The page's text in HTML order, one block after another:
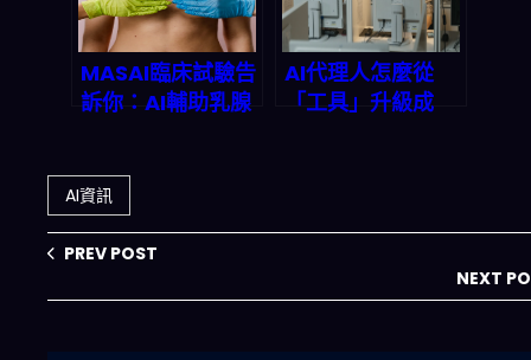
MASAI臨床試驗告
訴你：AI輔助乳腺
準？
AI代理人怎麼從
「工具」升級成
AI資訊
PREV POST
NEXT